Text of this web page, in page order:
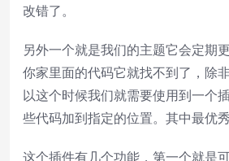
改错了。
另外一个就是我们的主题它会定期
你家里面的代码它就找不到了，除
以这个时候我们就需要使用到一个
些代码加到指定的位置。其中最优
这个插件有几个功能，第一个就是